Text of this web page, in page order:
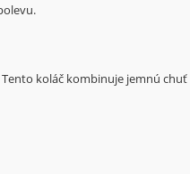
koláč kombinuje jemnú chuť